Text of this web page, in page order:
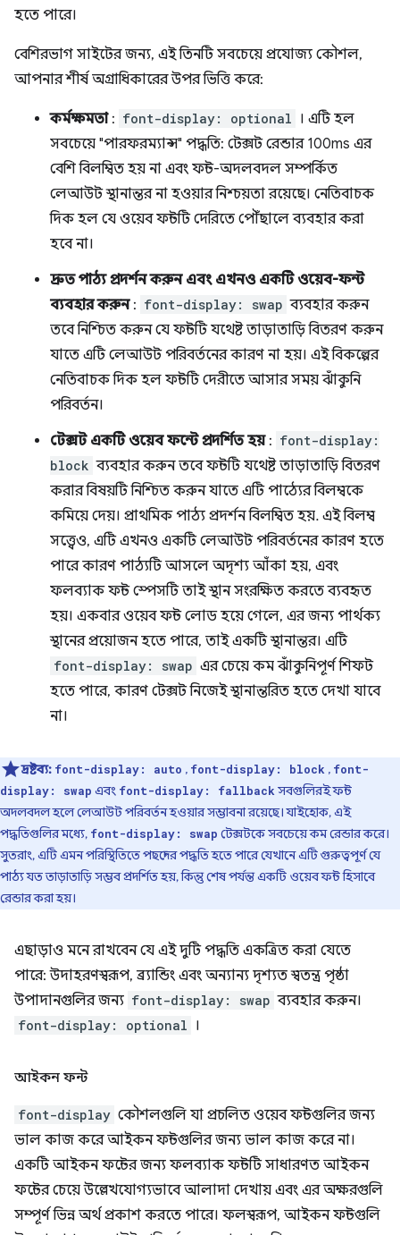
হতে পারে।
বেশিরভাগ সাইটের জন্য, এই তিনটি সবচেয়ে প্রযোজ্য কৌশল,
আপনার শীর্ষ অগ্রাধিকারের উপর ভিত্তি করে:
কর্মক্ষমতা: font-display: optional । এটি হল
সবচেয়ে "পারফরম্যান্স" পদ্ধতি: টেক্সট রেন্ডার 100ms এর
বেশি বিলম্বিত হয় না এবং ফন্ট-অদলবদল সম্পর্কিত
লেআউট স্থানান্তর না হওয়ার নিশ্চয়তা রয়েছে। নেতিবাচক
দিক হল যে ওয়েব ফন্টটি দেরিতে পৌঁছালে ব্যবহার করা
হবে না।
দ্রুত পাঠ্য প্রদর্শন করুন এবং এখনও একটি ওয়েব-ফন্ট
ব্যবহার করুন: font-display: swap ব্যবহার করুন
তবে নিশ্চিত করুন যে ফন্টটি যথেষ্ট তাড়াতাড়ি বিতরণ করুন
যাতে এটি লেআউট পরিবর্তনের কারণ না হয়। এই বিকল্পের
নেতিবাচক দিক হল ফন্টটি দেরীতে আসার সময় ঝাঁকুনি
পরিবর্তন।
টেক্সট একটি ওয়েব ফন্টে প্রদর্শিত হয়: font-display:
block ব্যবহার করুন তবে ফন্টটি যথেষ্ট তাড়াতাড়ি বিতরণ
করার বিষয়টি নিশ্চিত করুন যাতে এটি পাঠ্যের বিলম্বকে
কমিয়ে দেয়। প্রাথমিক পাঠ্য প্রদর্শন বিলম্বিত হয়. এই বিলম্ব
সত্ত্বেও, এটি এখনও একটি লেআউট পরিবর্তনের কারণ হতে
পারে কারণ পাঠ্যটি আসলে অদৃশ্য আঁকা হয়, এবং
ফলব্যাক ফন্ট স্পেসটি তাই স্থান সংরক্ষিত করতে ব্যবহৃত
হয়। একবার ওয়েব ফন্ট লোড হয়ে গেলে, এর জন্য পার্থক্য
স্থানের প্রয়োজন হতে পারে, তাই একটি স্থানান্তর। এটি
font-display: swap এর চেয়ে কম ঝাঁকুনিপূর্ণ শিফট
হতে পারে, কারণ টেক্সট নিজেই স্থানান্তরিত হতে দেখা যাবে
না।
দ্রষ্টব্য: font-display: auto , font-display: block , font-
display: swap এবং font-display: fallback সবগুলিরই ফন্ট
অদলবদল হলে লেআউট পরিবর্তন হওয়ার সম্ভাবনা রয়েছে। যাইহোক, এই
পদ্ধতিগুলির মধ্যে, font-display: swap টেক্সটকে সবচেয়ে কম রেন্ডার করে।
সুতরাং, এটি এমন পরিস্থিতিতে পছন্দের পদ্ধতি হতে পারে যেখানে এটি গুরুত্বপূর্ণ যে
পাঠ্য যত তাড়াতাড়ি সম্ভব প্রদর্শিত হয়, কিন্তু শেষ পর্যন্ত একটি ওয়েব ফন্ট হিসাবে
রেন্ডার করা হয়।
এছাড়াও মনে রাখবেন যে এই দুটি পদ্ধতি একত্রিত করা যেতে
পারে: উদাহরণস্বরূপ, ব্র্যান্ডিং এবং অন্যান্য দৃশ্যত স্বতন্ত্র পৃষ্ঠা
উপাদানগুলির জন্য font-display: swap ব্যবহার করুন।
font-display: optional ।
আইকন ফন্ট
font-display কৌশলগুলি যা প্রচলিত ওয়েব ফন্টগুলির জন্য
ভাল কাজ করে আইকন ফন্টগুলির জন্য ভাল কাজ করে না।
একটি আইকন ফন্টের জন্য ফলব্যাক ফন্টটি সাধারণত আইকন
ফন্টের চেয়ে উল্লেখযোগ্যভাবে আলাদা দেখায় এবং এর অক্ষরগুলি
সম্পূর্ণ ভিন্ন অর্থ প্রকাশ করতে পারে। ফলস্বরূপ, আইকন ফন্টগুলি